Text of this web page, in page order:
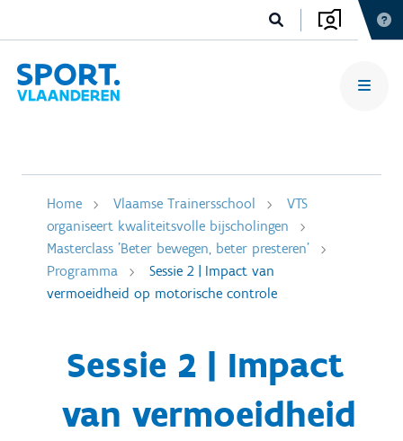
Home Vlaamse Trainersschool
VTS
organiseert kwaliteitsvolle bijscholingen
Masterclass 'Beter bewegen, beter presteren'
Programma
Sessie 2 | Impact van
vermoeidheid op motorische controle
Sessie 2 | Impact
van vermoeidheid